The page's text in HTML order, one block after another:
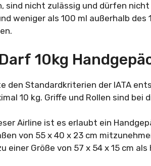
sind nicht zulässig und dürfen
weniger als 100 ml außerhalb
10kg
den Standardkriterien der IATA
10 kg. Griffe und Rollen sind bei
Airline ist es erlaubt ein
von 55 x 40 x 23 cm
einer Größe von 57 x 54 x 15 cm als